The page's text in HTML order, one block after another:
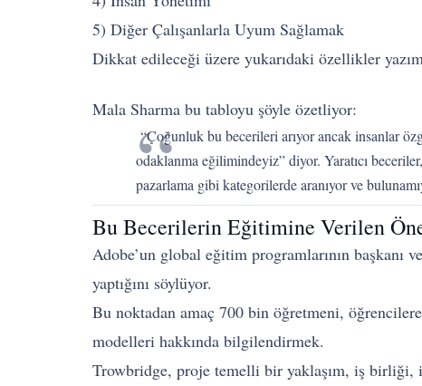
5) Diğer Çalışanlarla Uyum Sağlamak
Dikkat edileceği üzere yukarıdaki özellikler
Mala Sharma bu tabloyu şöyle özetliyor:
“Çoğunluk bu becerileri arıyor ancak insanlar
odaklanma eğilimindeyiz” diyor. Yaratıcı
pazarlama gibi kategorilerde aranıyor ve
Bu Becerilerin Eğitimine Verilen
Adobe’un global eğitim programlarının
yaptığını söylüyor.
Bu noktadan amaç 700 bin öğretmeni,
modelleri hakkında bilgilendirmek.
Trowbridge, proje temelli bir yaklaşım, iş birliği,